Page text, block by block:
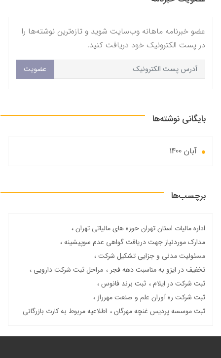
عضو خبرنامه ماهانه وب‌سایت شوید و تازه‌ترین نوشته‌ها را
در پست الکترونیک خود دریافت کنید.
عضویت
بایگانی نوشته‌ها
آبان 1400
برچسب‌ها
اداره مالیات استان تهران حوزه های مالیاتی تهران
مدارک موردنیاز جهت دریافت گواهی عدم سوپیشینه
مسئولیت مدنی و جزایی تشکیل شرکت
تخفیف در ایزو به مناسبت دهه فجر
مراحل ثبت شرکت دارویی
ثبت شرکت در ایلام
ثبت برند فانوس
ثبت شرکت ره آوران علم و صنعت مهرراز
ثبت موسسه پردیس غنچه مهرگان
اطلاعیه مربوط به کارت بازرگانی